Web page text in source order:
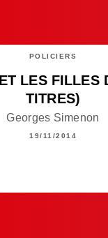
POLICIERS
LES FILLES
TITRES)
Georges Simenon
19/11/2014